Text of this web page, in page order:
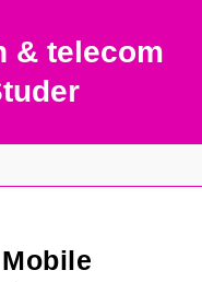
& telecom